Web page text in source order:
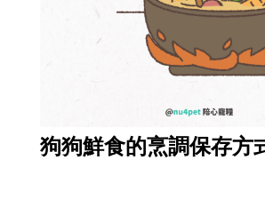
狗狗鮮食的烹調保存方